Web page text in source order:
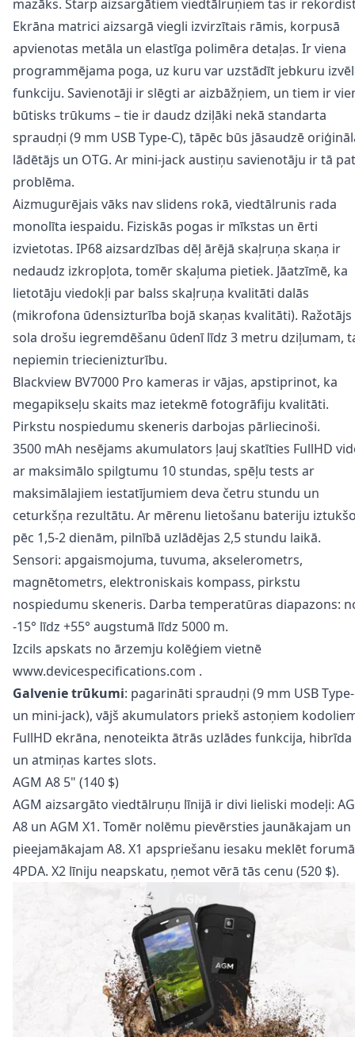
mazāks. Starp aizsargātiem viedtālruņiem tas ir
Ekrāna matrici aizsargā viegli izvirzītais rāmis, korpusā
apvienotas metāla un elastīga polimēra detaļas. Ir viena
programmējama poga, uz kuru var uzstādīt jebkuru
funkciju. Savienotāji ir slēgti ar aizbāžņiem, un tiem ir
būtisks trūkums – tie ir daudz dziļāki nekā standarta
spraudņi (9 mm USB Type-C), tāpēc būs jāsaudzē
lādētājs un OTG. Ar mini-jack austiņu savienotāju ir tā
problēma.
Aizmugurējais vāks nav slidens rokā, viedtālrunis rada
monolīta iespaidu. Fiziskās pogas ir mīkstas un ērti
izvietotas. IP68 aizsardzības dēļ ārējā skaļruņa skaņa ir
nedaudz izkropļota, tomēr skaļuma pietiek. Jāatzīmē, ka
lietotāju viedokļi par balss skaļruņa kvalitāti dalās
(mikrofona ūdensizturība bojā skaņas kvalitāti). Ražotājs
sola drošu iegremdēšanu ūdenī līdz 3 metru dziļumam,
nepiemin triecienizturību.
Blackview BV7000 Pro kameras ir vājas, apstiprinot, ka
megapikseļu skaits maz ietekmē fotogrāfiju kvalitāti.
Pirkstu nospiedumu skeneris darbojas pārliecinoši.
3500 mAh nesējams akumulators ļauj skatīties FullHD
ar maksimālo spilgtumu 10 stundas, spēļu tests ar
maksimālajiem iestatījumiem deva četru stundu un
ceturkšņa rezultātu. Ar mērenu lietošanu bateriju
pēc 1,5-2 dienām, pilnībā uzlādējas 2,5 stundu laikā.
Sensori: apgaismojuma, tuvuma, akselerometrs,
magnētometrs, elektroniskais kompass, pirkstu
nospiedumu skeneris. Darba temperatūras diapazons:
-15° līdz +55° augstumā līdz 5000 m.
Izcils apskats no ārzemju kolēģiem vietnē
www.devicespecifications.com .
Galvenie trūkumi: pagarināti spraudņi (9 mm USB
un mini-jack), vājš akumulators priekš astoņiem
FullHD ekrāna, nenoteikta ātrās uzlādes funkcija, hibrīda
un atmiņas kartes slots.
AGM A8 5" (140 $)
AGM aizsargāto viedtālruņu līnijā ir divi lieliski modeļi:
A8 un AGM X1. Tomēr nolēmu pievērsties jaunākajam un
pieejamākajam A8. X1 apspriešanu iesaku meklētforumā
4PDA. X2 līniju neapskatu, ņemot vērā tās cenu (520 $).